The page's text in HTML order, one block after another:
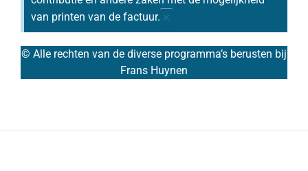
van printen van de factuur. ×
© Alle rechten van de diverse programma’s berusten bij
Frans Huynen